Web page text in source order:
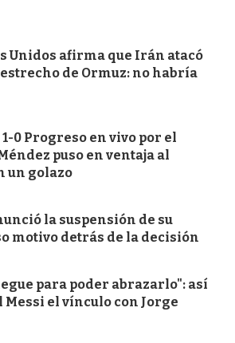
Unidos afirma que Irán atacó
de Ormuz: no habría
0 Progreso en vivo por el
puso en ventaja al
un golazo
la suspensión de su
motivo detrás de la decisión
para poder abrazarlo": así
el vínculo con Jorge